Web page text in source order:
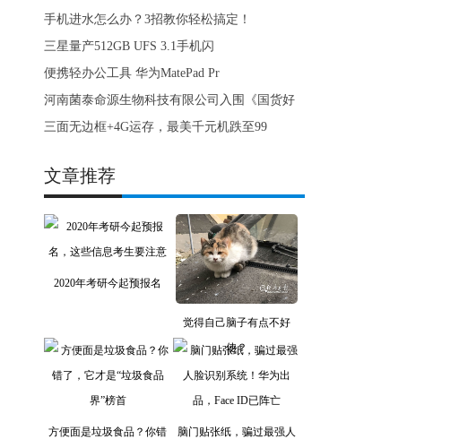
手机进水怎么办？3招教你轻松搞定！
三星量产512GB UFS 3.1手机闪
便携轻办公工具 华为MatePad Pr
河南菌泰命源生物科技有限公司入围《国货好
三面无边框+4G运存，最美千元机跌至99
文章推荐
2020年考研今起预报名
觉得自己脑子有点不好
使？
方便面是垃圾食品？你错
脑门贴张纸，骗过最强人